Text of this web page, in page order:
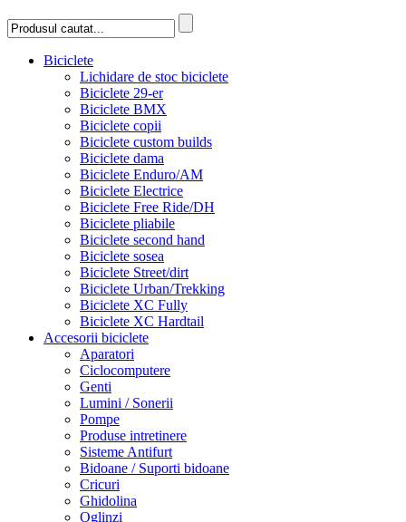
Biciclete
Lichidare de stoc biciclete
Biciclete 29-er
Biciclete BMX
Biciclete copii
Biciclete custom builds
Biciclete dama
Biciclete Enduro/AM
Biciclete Electrice
Biciclete Free Ride/DH
Biciclete pliabile
Biciclete second hand
Biciclete sosea
Biciclete Street/dirt
Biciclete Urban/Trekking
Biciclete XC Fully
Biciclete XC Hardtail
Accesorii biciclete
Aparatori
Ciclocomputere
Genti
Lumini / Sonerii
Pompe
Produse intretinere
Sisteme Antifurt
Bidoane / Suporti bidoane
Cricuri
Ghidolina
Oglinzi